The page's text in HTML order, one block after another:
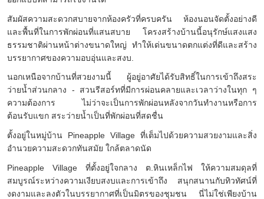
สัมผัสความสะดวกสบายจากห้องครัวที่ครบครัน ห้องนอนจัดตั้งอย่างดี
และพื้นที่ในการพักผ่อนที่แสนสบาย โครงสร้างบ้านนี้อนุรักษ์แสงแสง
ธรรมชาติผ่านหน้าต่างขนาดใหญ่ ทำให้เด่นขนาดตกแต่งที่ดีและสร้าง
บรรยากาศของความอบอุ่นและสงบ.
นอกเหนือจากบ้านที่สวยงามนี้ ผู้อยู่อาศัยได้รับสิทธิ์ในการเข้าถึงสระ
ว่ายน้ำส่วนกลาง - สวนรีสอร์ทที่มีการผ่อนคลายและเวลาว่างในทุก ๆ
ความต้องการ ไม่ว่าจะเป็นการพักผ่อนหลังจากวันทำงานหรือการ
ต้อนรับแขก สระว่ายน้ำเป็นที่พักผ่อนที่สดชื่น
ตั้งอยู่ในหมู่บ้าน Pineapple Village ที่เต็มไปด้วยความสวยงามและสิ่ง
อำนวยความสะดวกทันสมัย ใกล้ตลาดนัด
Pineapple Village ที่ตั้งอยู่ใจกลาง ต.หินเหล็กไฟ
ให้ความสมดุลที่
สมบูรณ์ระหว่างความเงียบสงบและการเข้าถึง สนุกสนานกับทิวทัศน์ที่
งดงามและลงตัวในบรรยากาศที่เป็นมิตรของชุมชน นี่ไม่ใช่เพียงบ้าน